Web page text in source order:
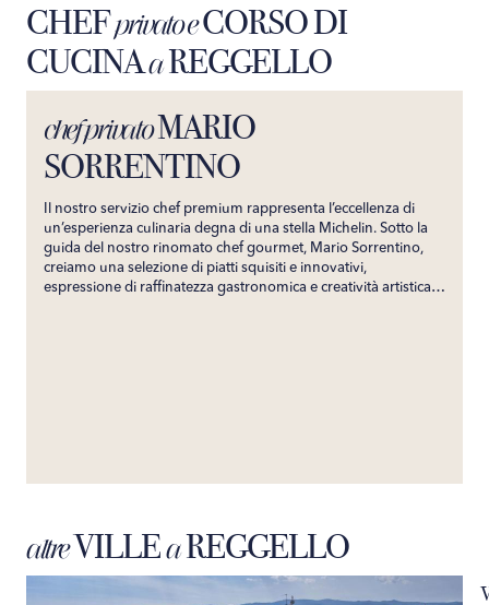
CHEFprivato eCORSO DI
CUCINAaREGGELLO
chef privatoMARIO
SORRENTINO
Il nostro servizio chef premium rappresenta l’eccellenza di
un’esperienza culinaria degna di una stella Michelin. Sotto la
guida del nostro rinomato chef gourmet, Mario Sorrentino,
creiamo una selezione di piatti squisiti e innovativi,
espressione di raffinatezza gastronomica e creatività artistica.
altreVILLEaREGGELLO